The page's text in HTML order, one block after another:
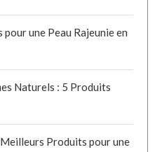
une Peau Rajeunie en
Naturels : 5 Produits
Produits pour une